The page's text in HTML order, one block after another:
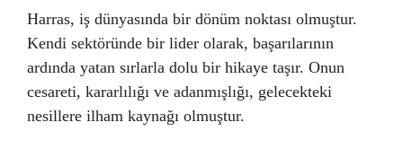
Harras, iş dünyasında bir dönüm noktası olmuştur.
Kendi sektöründe bir lider olarak, başarılarının
ardında yatan sırlarla dolu bir hikaye taşır. Onun
cesareti, kararlılığı ve adanmışlığı, gelecekteki
nesillere ilham kaynağı olmuştur.